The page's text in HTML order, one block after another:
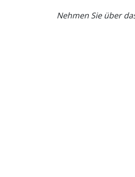
Nehmen Sie über